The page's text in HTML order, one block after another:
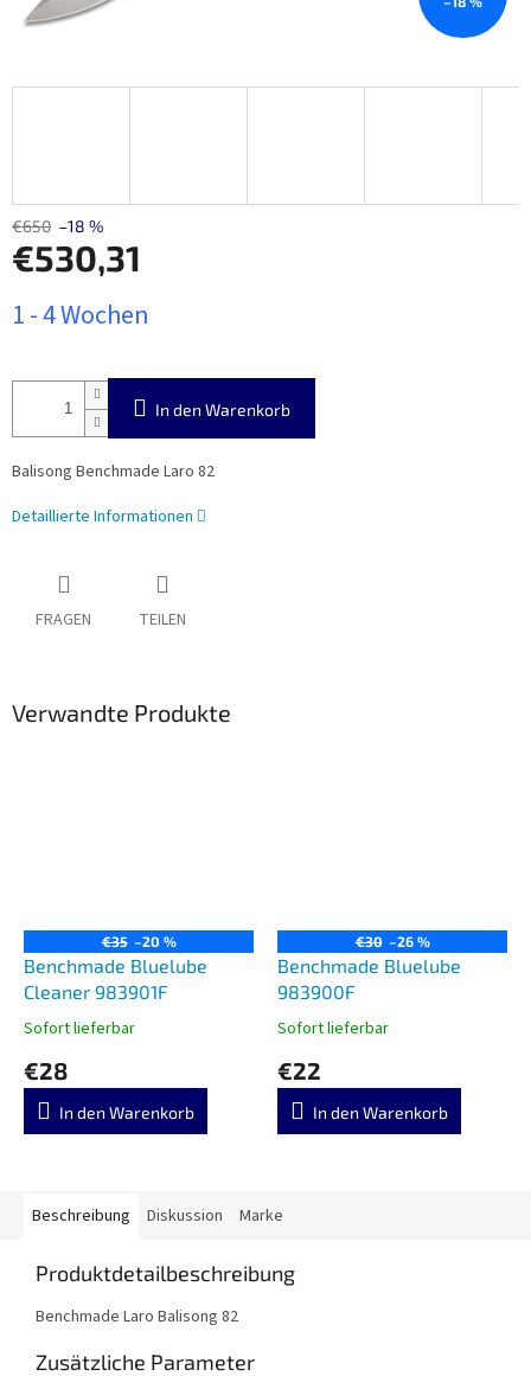
€650 –18 %
€530,31
1 - 4 Wochen
In den Warenkorb
Balisong Benchmade Laro 82
Detaillierte Informationen
FRAGEN TEILEN
Verwandte Produkte
€35 –20 %
Benchmade Bluelube
Cleaner 983901F
Sofort lieferbar
€28
In den Warenkorb
€30 –26 %
Benchmade Bluelube
983900F
Sofort lieferbar
€22
In den Warenkorb
Beschreibung Diskussion Marke
Produktdetailbeschreibung
Benchmade Laro Balisong 82
Zusätzliche Parameter